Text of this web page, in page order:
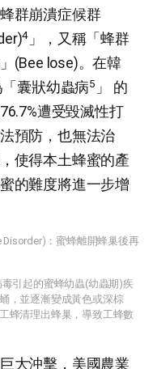
群崩潰症候群
4 」，又稱「蜂群
(Bee lose)。在韓
囊狀幼蟲病5 」 的
遭受毀滅性打
預防，也無法治
使得本土蜂蜜的產
的難度將進一步增
Disorder)：蜜蜂離開蜂巢後再
引起的蜜蜂幼蟲(幼蟲期)疾
，並逐漸變成黃色或深棕
蜂清理出蜂巢，導致工蜂數
大沖擊，美國農業